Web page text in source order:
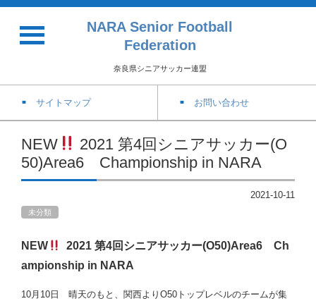
NARA Senior Football
Federation
奈良県シニアサッカー連盟
サイトマップ お問い合わせ
NEW
2021 第4回シニアサッカー(O
50)Area6 Championship in NARA
2021-10-11
未分類
NEW
2021 第4回シニアサッカー(O50)Area6 Ch
ampionship in NARA
10月10日 晴天のもと、関西よりO50トップレベルのチームが集